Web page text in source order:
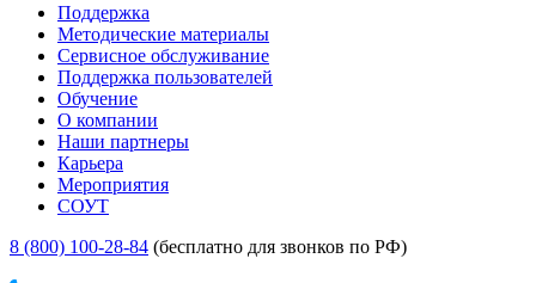
Поддержка
Методические материалы
Сервисное обслуживание
Поддержка пользователей
Обучение
О компании
Наши партнеры
Карьера
Мероприятия
СОУТ
8 (800) 100-28-84 (бесплатно для звонков по РФ)